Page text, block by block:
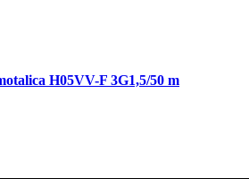
H05VV-F 3G1,5/50 m